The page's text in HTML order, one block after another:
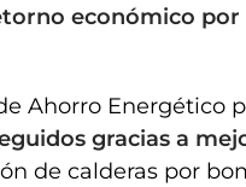
económico por
Ahorro Energético
gracias a
de calderas por